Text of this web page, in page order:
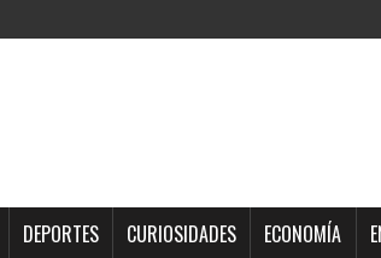
DEPORTES CURIOSIDADES ECONOMÍA